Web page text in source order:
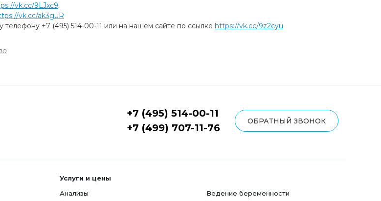
vk.cc/9LJxc9.
vk.cc/ak3guR
+7 (495) 514-00-11 или на нашем сайте по ссылке https://vk.cc/9z2cyu
+7 (495) 514-00-11
+7 (499) 707-11-76
ОБРАТНЫЙ ЗВОНОК
Услуги и цены
Анализы
Ведение беременности